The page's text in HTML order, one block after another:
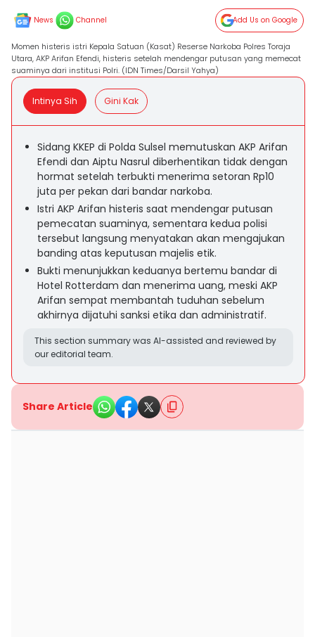
News Channel Add Us on Google
Momen histeris istri Kepala Satuan (Kasat) Reserse Narkoba Polres Toraja
Utara, AKP Arifan Efendi, histeris setelah mendengar putusan yang memecat
suaminya dari institusi Polri. (IDN Times/Darsil Yahya)
Intinya Sih Gini Kak
Sidang KKEP di Polda Sulsel memutuskan AKP Arifan
Efendi dan Aiptu Nasrul diberhentikan tidak dengan
hormat setelah terbukti menerima setoran Rp10
juta per pekan dari bandar narkoba.
Istri AKP Arifan histeris saat mendengar putusan
pemecatan suaminya, sementara kedua polisi
tersebut langsung menyatakan akan mengajukan
banding atas keputusan majelis etik.
Bukti menunjukkan keduanya bertemu bandar di
Hotel Rotterdam dan menerima uang, meski AKP
Arifan sempat membantah tuduhan sebelum
akhirnya dijatuhi sanksi etika dan administratif.
This section summary was AI-assisted and reviewed by
our editorial team.
Share Article